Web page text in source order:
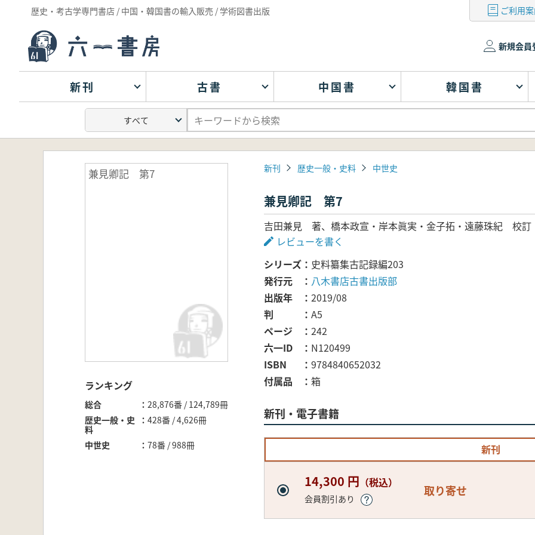
歴史・考古学専門書店 / 中国・韓国書の輸入販売 / 学術図書出版 ご利用
新規会員
新刊 古書 中国書 韓国書
兼見卿記 第7
ランキング
総合
28,876番 / 124,789冊
歴史一般・史
料
428番 / 4,626冊
中世史 78番 / 988冊
新刊 歴史一般・史料 中世史
兼見卿記 第7
吉田兼見 著、橋本政宣・岸本眞実・金子拓・遠藤珠紀 校訂
レビューを書く
シリーズ
史料纂集古記録編203
発行元
八木書店古書出版部
出版年
2019/08
判
A5
ページ
242
六一ID
N120499
ISBN
9784840652032
付属品
箱
新刊・電子書籍
新刊
14,300 円 （税込）
会員割引あり
取り寄せ